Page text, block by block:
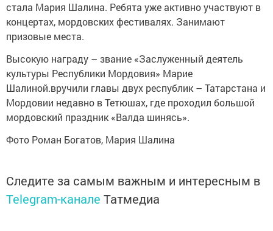
стала Мария Шалина. Ребята уже активно участвуют в
концертах, мордовских фестивалях. Занимают
призовые места.
Высокую награду – звание «Заслуженный деятель
культуры Республики Мордовия» Марие
Шалиной.вручили главы двух республик – Татарстана и
Мордовии недавно в Тетюшах, где проходил большой
мордовский праздник «Валда шинясь».
Фото Роман Богатов, Мария Шалина
Следите за самым важным и интересным в
Telegram-канале Татмедиа